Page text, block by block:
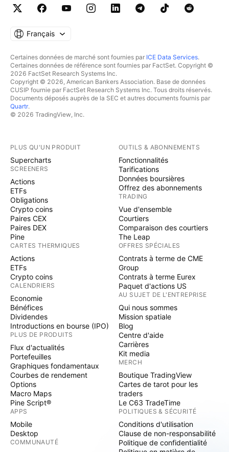
Français
Certaines données de marché sont fournies par ICE Data Services.
Certaines données de référence sont fournies par FactSet. Copyright ©
2026 FactSet Research Systems Inc.
Copyright © 2026, American Bankers Association. Base de données
CUSIP fournie par FactSet Research Systems Inc. Tous droits réservés.
Documents déposés auprès de la SEC et autres documents fournis par
Quartr.
© 2026 TradingView, Inc.
PLUS QU'UN PRODUIT
Supercharts
SCREENERS
Actions
ETFs
Obligations
Crypto coins
Paires CEX
Paires DEX
Pine
CARTES THERMIQUES
Actions
ETFs
Crypto coins
CALENDRIERS
Economie
Bénéfices
Dividendes
Introductions en bourse (IPO)
PLUS DE PRODUITS
Flux d'actualités
Portefeuilles
Graphiques fondamentaux
Courbes de rendement
Options
Macro Maps
Pine Script®
APPS
Mobile
Desktop
COMMUNAUTÉ
OUTILS & ABONNEMENTS
Fonctionnalités
Tarifications
Données boursières
Offrez des abonnements
TRADING
Vue d'ensemble
Courtiers
Comparaison des courtiers
The Leap
OFFRES SPÉCIALES
Contrats à terme de CME
Group
Contrats à terme Eurex
Paquet d'actions US
AU SUJET DE L'ENTREPRISE
Qui nous sommes
Mission spatiale
Blog
Centre d'aide
Carrières
Kit media
MERCH
Boutique TradingView
Cartes de tarot pour les
traders
Le C63 TradeTime
POLITIQUES & SÉCURITÉ
Conditions d'utilisation
Clause de non-responsabilité
Politique de confidentialité